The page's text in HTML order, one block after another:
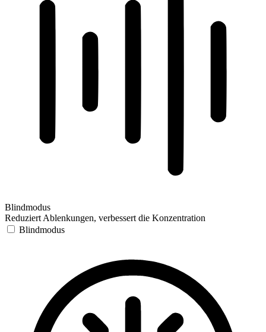
Blindmodus
Reduziert Ablenkungen, verbessert die Konzentration
Blindmodus